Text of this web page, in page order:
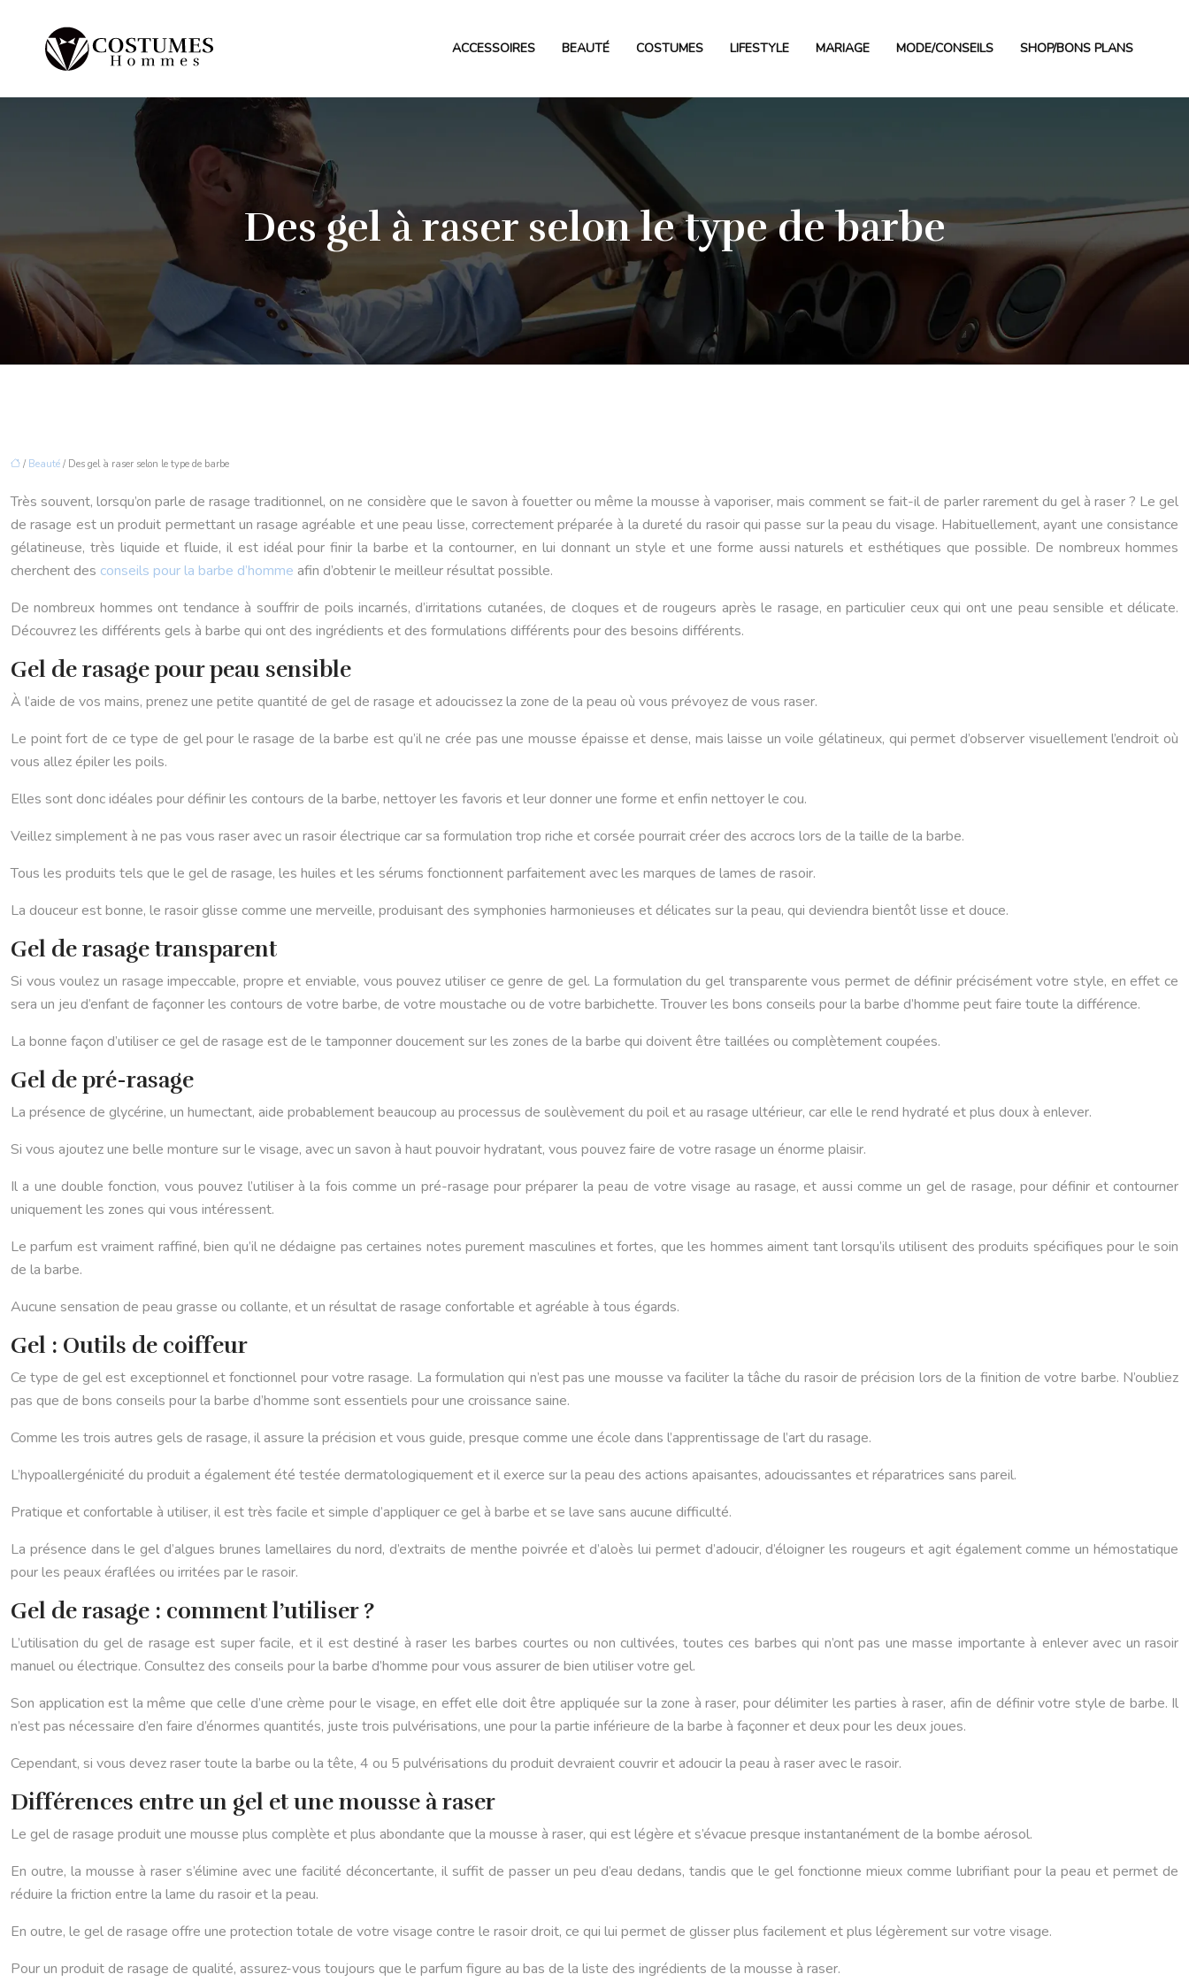
ACCESSOIRES BEAUTÉ COSTUMES LIFESTYLE MARIAGE MODE/CONSEILS SHOP/BONS PLANS
Des gel à raser selon le type de barbe
/ Beauté / Des gel à raser selon le type de barbe
Très souvent, lorsqu’on parle de rasage traditionnel, on ne considère que le savon à fouetter ou même la mousse à vaporiser, mais comment se fait-il de parler rarement du gel à raser ? Le gel
de rasage est un produit permettant un rasage agréable et une peau lisse, correctement préparée à la dureté du rasoir qui passe sur la peau du visage. Habituellement, ayant une consistance
gélatineuse, très liquide et fluide, il est idéal pour finir la barbe et la contourner, en lui donnant un style et une forme aussi naturels et esthétiques que possible. De nombreux hommes
cherchent des conseils pour la barbe d’homme afin d’obtenir le meilleur résultat possible.
De nombreux hommes ont tendance à souffrir de poils incarnés, d’irritations cutanées, de cloques et de rougeurs après le rasage, en particulier ceux qui ont une peau sensible et délicate.
Découvrez les différents gels à barbe qui ont des ingrédients et des formulations différents pour des besoins différents.
Gel de rasage pour peau sensible
À l’aide de vos mains, prenez une petite quantité de gel de rasage et adoucissez la zone de la peau où vous prévoyez de vous raser.
Le point fort de ce type de gel pour le rasage de la barbe est qu’il ne crée pas une mousse épaisse et dense, mais laisse un voile gélatineux, qui permet d’observer visuellement l’endroit où
vous allez épiler les poils.
Elles sont donc idéales pour définir les contours de la barbe, nettoyer les favoris et leur donner une forme et enfin nettoyer le cou.
Veillez simplement à ne pas vous raser avec un rasoir électrique car sa formulation trop riche et corsée pourrait créer des accrocs lors de la taille de la barbe.
Tous les produits tels que le gel de rasage, les huiles et les sérums fonctionnent parfaitement avec les marques de lames de rasoir.
La douceur est bonne, le rasoir glisse comme une merveille, produisant des symphonies harmonieuses et délicates sur la peau, qui deviendra bientôt lisse et douce.
Gel de rasage transparent
Si vous voulez un rasage impeccable, propre et enviable, vous pouvez utiliser ce genre de gel. La formulation du gel transparente vous permet de définir précisément votre style, en effet ce
sera un jeu d’enfant de façonner les contours de votre barbe, de votre moustache ou de votre barbichette. Trouver les bons conseils pour la barbe d’homme peut faire toute la différence.
La bonne façon d’utiliser ce gel de rasage est de le tamponner doucement sur les zones de la barbe qui doivent être taillées ou complètement coupées.
Gel de pré-rasage
La présence de glycérine, un humectant, aide probablement beaucoup au processus de soulèvement du poil et au rasage ultérieur, car elle le rend hydraté et plus doux à enlever.
Si vous ajoutez une belle monture sur le visage, avec un savon à haut pouvoir hydratant, vous pouvez faire de votre rasage un énorme plaisir.
Il a une double fonction, vous pouvez l’utiliser à la fois comme un pré-rasage pour préparer la peau de votre visage au rasage, et aussi comme un gel de rasage, pour définir et contourner
uniquement les zones qui vous intéressent.
Le parfum est vraiment raffiné, bien qu’il ne dédaigne pas certaines notes purement masculines et fortes, que les hommes aiment tant lorsqu’ils utilisent des produits spécifiques pour le soin
de la barbe.
Aucune sensation de peau grasse ou collante, et un résultat de rasage confortable et agréable à tous égards.
Gel : Outils de coiffeur
Ce type de gel est exceptionnel et fonctionnel pour votre rasage. La formulation qui n’est pas une mousse va faciliter la tâche du rasoir de précision lors de la finition de votre barbe. N’oubliez
pas que de bons conseils pour la barbe d’homme sont essentiels pour une croissance saine.
Comme les trois autres gels de rasage, il assure la précision et vous guide, presque comme une école dans l’apprentissage de l’art du rasage.
L’hypoallergénicité du produit a également été testée dermatologiquement et il exerce sur la peau des actions apaisantes, adoucissantes et réparatrices sans pareil.
Pratique et confortable à utiliser, il est très facile et simple d’appliquer ce gel à barbe et se lave sans aucune difficulté.
La présence dans le gel d’algues brunes lamellaires du nord, d’extraits de menthe poivrée et d’aloès lui permet d’adoucir, d’éloigner les rougeurs et agit également comme un hémostatique
pour les peaux éraflées ou irritées par le rasoir.
Gel de rasage : comment l’utiliser ?
L’utilisation du gel de rasage est super facile, et il est destiné à raser les barbes courtes ou non cultivées, toutes ces barbes qui n’ont pas une masse importante à enlever avec un rasoir
manuel ou électrique. Consultez des conseils pour la barbe d’homme pour vous assurer de bien utiliser votre gel.
Son application est la même que celle d’une crème pour le visage, en effet elle doit être appliquée sur la zone à raser, pour délimiter les parties à raser, afin de définir votre style de barbe. Il
n’est pas nécessaire d’en faire d’énormes quantités, juste trois pulvérisations, une pour la partie inférieure de la barbe à façonner et deux pour les deux joues.
Cependant, si vous devez raser toute la barbe ou la tête, 4 ou 5 pulvérisations du produit devraient couvrir et adoucir la peau à raser avec le rasoir.
Différences entre un gel et une mousse à raser
Le gel de rasage produit une mousse plus complète et plus abondante que la mousse à raser, qui est légère et s’évacue presque instantanément de la bombe aérosol.
En outre, la mousse à raser s’élimine avec une facilité déconcertante, il suffit de passer un peu d’eau dedans, tandis que le gel fonctionne mieux comme lubrifiant pour la peau et permet de
réduire la friction entre la lame du rasoir et la peau.
En outre, le gel de rasage offre une protection totale de votre visage contre le rasoir droit, ce qui lui permet de glisser plus facilement et plus légèrement sur votre visage.
Pour un produit de rasage de qualité, assurez-vous toujours que le parfum figure au bas de la liste des ingrédients de la mousse à raser.